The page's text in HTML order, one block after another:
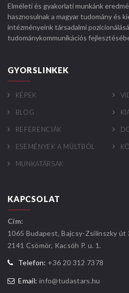
Elméleti és gyakorlati munkánk
hasznosulnak a magyar tudomány és
intézményeink társadalmi
tudománykommunikációs
GYORSLINKEK
KÉPEK
BLOG
REFERENCIÁK
ESEMÉNYEK A MÚLTBÓL
MUNKATÁRSAK
KAPCSOLAT
Cím:
1065 Budapest, Bajcsy-Zsilinszky út
2141 Csömör, Kacsóh P. u. 1.
Telefon: +36 20 312 7378
Email: info@tudastars.hu